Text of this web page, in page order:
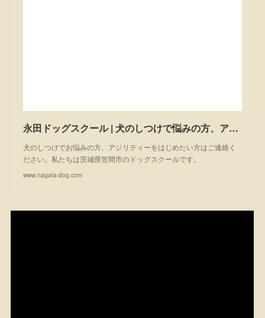
永田ドッグスクール | 犬のしつけで悩みの方、アジリティーを始めたい方は一度ご相談ください。私たちは茨城県笠間市のドッグスクールです。
犬のしつけでお悩みの方、アジリティーをはじめたい方はご連絡く
ださい。私たちは茨城県笠間市のドッグスクールです。
www.nagata-dog.com